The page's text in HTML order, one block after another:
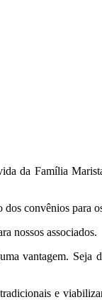
da Família
convênios para
nossos associados.
vantagem.
e